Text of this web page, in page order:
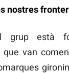
nostres
grup està
van